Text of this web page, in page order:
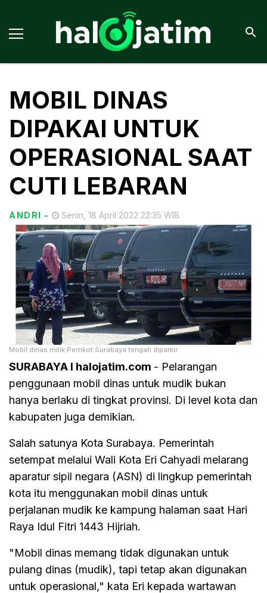
MOBIL DINAS
DIPAKAI UNTUK
OPERASIONAL SAAT
CUTI LEBARAN
ANDRI - Senin, 18 April 2022 22:35 WIB
Mobil dinas milik Pemkot Surabaya tengah diparkir
SURABAYA I halojatim.com - Pelarangan
penggunaan mobil dinas untuk mudik bukan
hanya berlaku di tingkat provinsi. Di level kota dan
kabupaten juga demikian.
Salah satunya Kota Surabaya. Pemerintah
setempat melalui Wali Kota Eri Cahyadi melarang
aparatur sipil negara (ASN) di lingkup pemerintah
kota itu menggunakan mobil dinas untuk
perjalanan mudik ke kampung halaman saat Hari
Raya Idul Fitri 1443 Hijriah.
"Mobil dinas memang tidak digunakan untuk
pulang dinas (mudik), tapi tetap akan digunakan
untuk operasional," kata Eri kepada wartawan